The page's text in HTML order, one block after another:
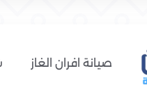
صيانة افران الغاز